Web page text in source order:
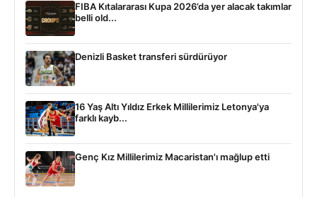
FIBA Kıtalararası Kupa 2026’da yer alacak takımlar
belli old...
Denizli Basket transferi sürdürüyor
16 Yaş Altı Yıldız Erkek Millilerimiz Letonya'ya
farklı kayb...
Genç Kız Millilerimiz Macaristan'ı mağlup etti